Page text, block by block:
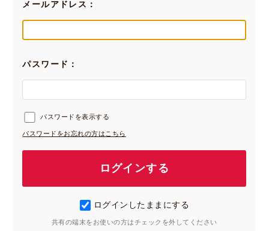
メールアドレス：
パスワード：
パスワードを表示する
パスワードをお忘れの方はこちら
ログインしたままにする
共有の端末をお使いの方はチェックを外してください